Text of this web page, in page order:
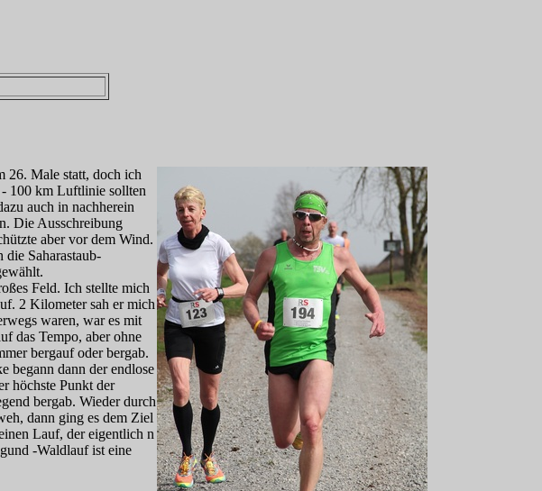
26. Male statt, doch ich
100 km Luftlinie sollten
auch in nachherein
Die Ausschreibung
aber vor dem Wind.
Saharastaub-
Feld. Ich stellte mich
2 Kilometer sah er mich
waren, war es mit
das Tempo, aber ohne
bergauf oder bergab.
begann dann der endlose
höchste Punkt der
bergab. Wieder durch
dann ging es dem Ziel
Lauf, der eigentlich n
-Waldlauf ist eine